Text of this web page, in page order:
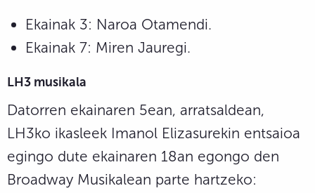
Ekainak 3: Naroa Otamendi.
Ekainak 7: Miren Jauregi.
LH3 musikala
Datorren ekainaren 5ean, arratsaldean,
LH3ko ikasleek Imanol Elizasurekin entsaioa
egingo dute ekainaren 18an egongo den
Broadway Musikalean parte hartzeko: